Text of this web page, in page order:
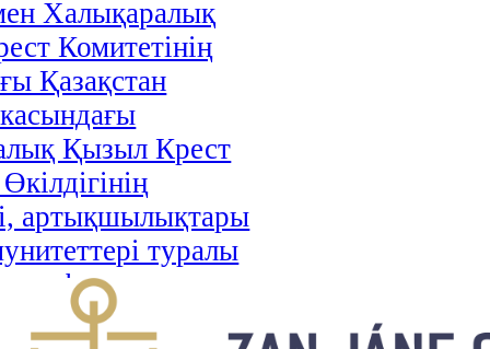
Халықаралық
Комитетінің
Қазақстан
Қызыл Крест
артықшылықтары
туралы